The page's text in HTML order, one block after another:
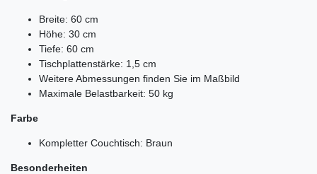
Breite: 60 cm
Höhe: 30 cm
Tiefe: 60 cm
Tischplattenstärke: 1,5 cm
Weitere Abmessungen finden Sie im Maßbild
Maximale Belastbarkeit: 50 kg
Farbe
Kompletter Couchtisch: Braun
Besonderheiten